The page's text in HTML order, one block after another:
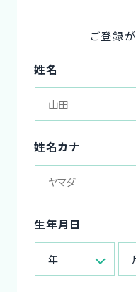
ご登録
姓名
姓名カナ
生年月日
年